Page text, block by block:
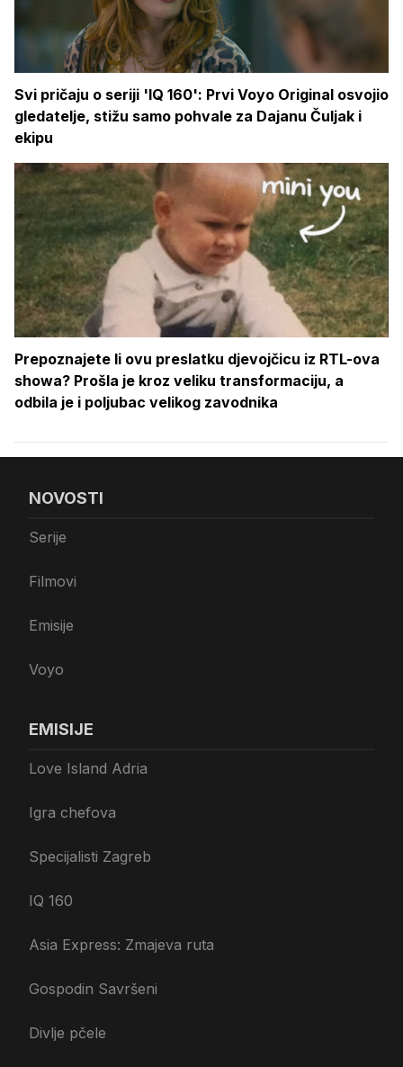
Svi pričaju o seriji 'IQ 160': Prvi Voyo Original osvojio
gledatelje, stižu samo pohvale za Dajanu Čuljak i
ekipu
Prepoznajete li ovu preslatku djevojčicu iz RTL-ova
showa? Prošla je kroz veliku transformaciju, a
odbila je i poljubac velikog zavodnika
NOVOSTI
Serije
Filmovi
Emisije
Voyo
EMISIJE
Love Island Adria
Igra chefova
Specijalisti Zagreb
IQ 160
Asia Express: Zmajeva ruta
Gospodin Savršeni
Divlje pčele